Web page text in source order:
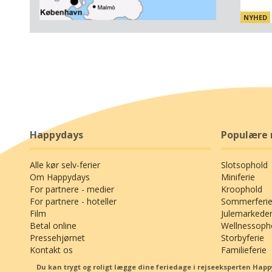
er
På
på
f.eks.
masser
som
park-
NYHED
Happydays
Alle kør selv-ferier
Om Happydays
For partnere - medier
For partnere - hoteller
Film
Betal online
Pressehjørnet
Kontakt os
Populære
Slotsophold
Miniferie
Kroophold
Storbyferie
Familieferie
Du kan trygt og roligt lægge dine feriedage i rejseeksperten